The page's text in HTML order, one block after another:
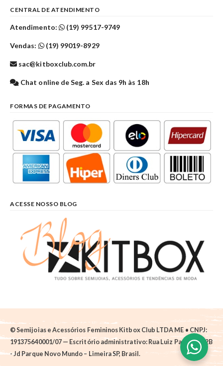
CENTRAL DE ATENDIMENTO
Atendimento: (19) 99517-9749
Vendas: (19) 99019-8929
sac@kitboxclub.com.br
Chat online de Seg. a Sex das 9h às 18h
FORMAS DE PAGAMENTO
ACESSE NOSSO BLOG
© Semijoias e Acessórios Femininos Kitbox Club LTDA ME • CNPJ:
191375640001/07 — Escritório administrativo: Rua Luiz Pantano, 62B
- Jd Parque Novo Mundo – Limeira SP, Brasil.